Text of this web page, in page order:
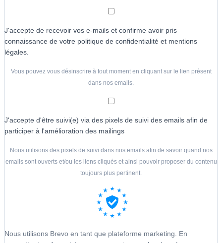
J'accepte de recevoir vos e-mails et confirme avoir pris
connaissance de votre politique de confidentialité et mentions
légales.
Vous pouvez vous désinscrire à tout moment en cliquant sur le lien présent
dans nos emails.
J'accepte d'être suivi(e) via des pixels de suivi des emails afin de
participer à l'amélioration des mailings
Nous utilisons des pixels de suivi dans nos emails afin de savoir quand nos
emails sont ouverts et/ou les liens cliqués et ainsi pouvoir proposer du contenu
toujours plus pertinent.
Nous utilisons Brevo en tant que plateforme marketing. En